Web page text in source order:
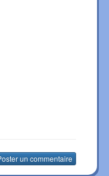
un commentaire